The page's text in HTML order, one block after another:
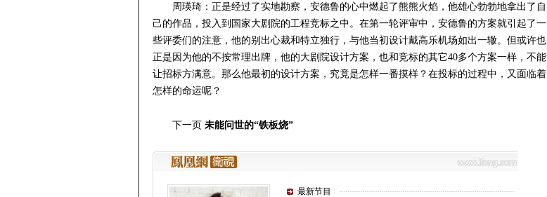
周瑛琦：正是经过了实地勘察，安德鲁的心中燃起了熊熊火焰，他雄心勃勃地拿出了自
己的作品，投入到国家大剧院的工程竞标之中。在第一轮评审中，安德鲁的方案就引起了一
些评委们的注意，他的别出心裁和特立独行，与他当初设计戴高乐机场如出一辙。但或许也
正是因为他的不按常理出牌，他的大剧院设计方案，也和竞标的其它40多个方案一样，不能
让招标方满意。那么他最初的设计方案，究竟是怎样一番摸样？在投标的过程中，又面临着
怎样的命运呢？
下一页 未能问世的“铁板烧”